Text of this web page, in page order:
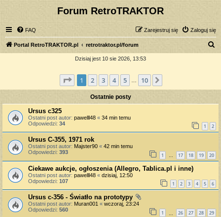
Forum RetroTRAKTOR
FAQ Zaloguj się
Zarejestruj się
Portal RetroTRAKTOR.pl retrotraktor.pl/forum
a
j
Dzisiaj jest 10 sie 2026, 13:53
Strona z10
1 2 3 4 5 10
Ostatnie posty
Ursus c325
Ostatni post autor: pawelll48 « 34 min temu
Odpowiedzi: 34 1 2
Ursus C-355, 1971 rok
Ostatni post autor: Majster90 « 42 min temu
Odpowiedzi: 393 1 … 17 18 19 20
Ciekawe aukcje, ogłoszenia (Allegro, Tablica.pl i inne)
Ostatni post autor: pawelll48 « dzisiaj, 12:50
Odpowiedzi: 107 1 2 3 4 5 6
Ursus c-356 - Światło na prototypy
Ostatni post autor: Muran001 « wczoraj, 23:24
Odpowiedzi: 560 1 26 27 28 29